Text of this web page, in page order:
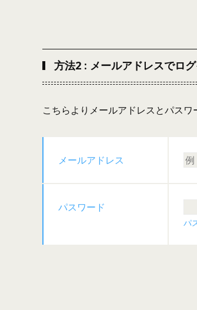
方法2 : メールアドレスでロ
こちらよりメールアドレスとパス
メールアドレス
パスワード
パ